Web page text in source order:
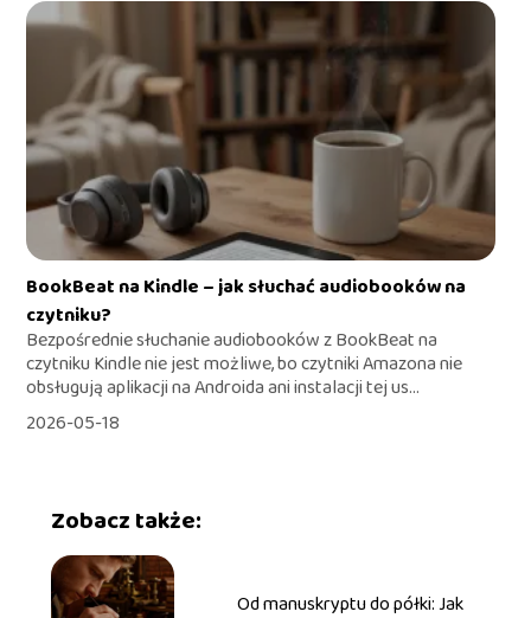
BookBeat na Kindle – jak słuchać audiobooków na
czytniku?
Bezpośrednie słuchanie audiobooków z BookBeat na
czytniku Kindle nie jest możliwe, bo czytniki Amazona nie
obsługują aplikacji na Androida ani instalacji tej us...
2026-05-18
Zobacz także:
Od manuskryptu do półki: Jak